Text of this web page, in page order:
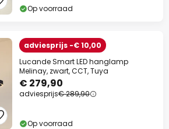
Op voorraad
adviesprijs -€ 10,00
Lucande Smart LED hanglamp
Melinay, zwart, CCT, Tuya
€ 279,90
adviesprijs€ 289,90
Op voorraad